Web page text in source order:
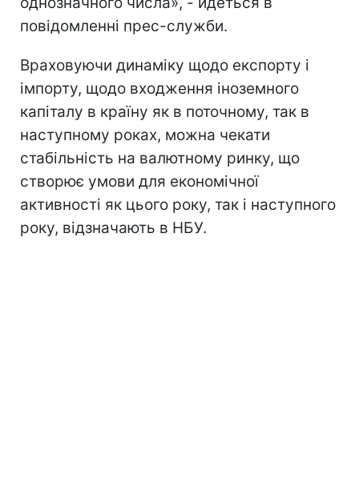
повідомленні прес-служби.
Враховуючи динаміку щодо експорту і
імпорту, щодо входження іноземного
капіталу в країну як в поточному, так в
наступному роках, можна чекати
стабільність на валютному ринку, що
створює умови для економічної
активності як цього року, так і наступного
року, відзначають в НБУ.